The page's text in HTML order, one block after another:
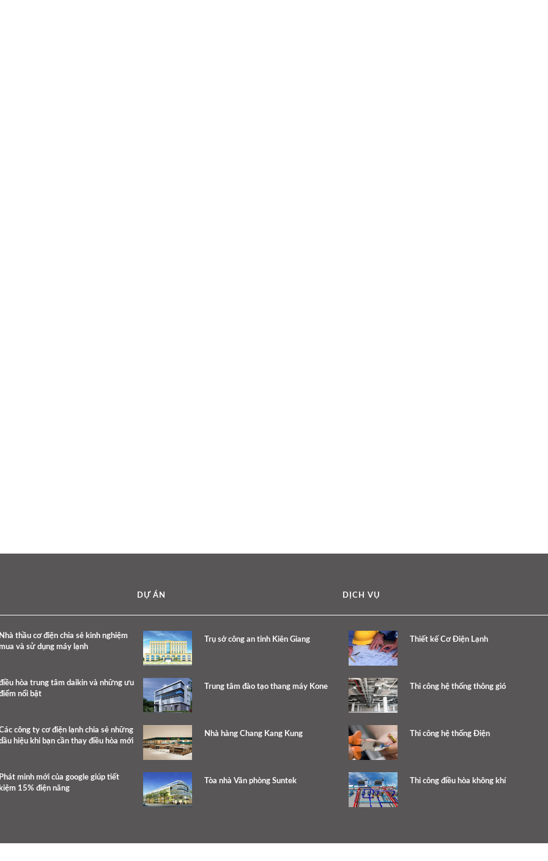
Nhà thầu cơ điện chia sẻ kinh nghiệm
và sử dụng máy lạnh
hòa trung tâm daikin và những ưu
nổi bật
công ty cơ điện lạnh chia sẻ những
hiệu khi bạn cần thay điều hòa mới
Phát minh mới của google giúp tiết
kiệm 15% điện năng
DỰ ÁN
Trụ sở công an tỉnh Kiên Giang
Trung tâm đào tạo thang máy Kone
Nhà hàng Chang Kang Kung
Tòa nhà Văn phòng Suntek
DỊCH VỤ
Thiết kế Cơ Điện Lạnh
Thi công hệ thống thông gió
Thi công hệ thống Điện
Thi công điều hòa không khí